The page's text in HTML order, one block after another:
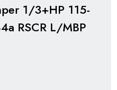
1/3+HP 115-
RSCR L/MBP